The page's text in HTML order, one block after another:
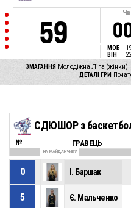
59 MОБ 19
ВІН
22
ЗМАГАННЯ Молодіжна Ліга (жінки)
ДЕТАЛІ ГРИ
СДЮШОР з
№ ГРАВЕЦЬ
НА МАЙДАНЧИКУ
0 І. Баршак
5 Є. Мальченко